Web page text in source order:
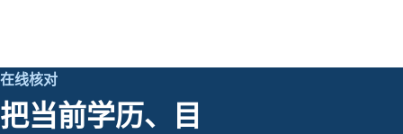
在线核对
把当前学历、目